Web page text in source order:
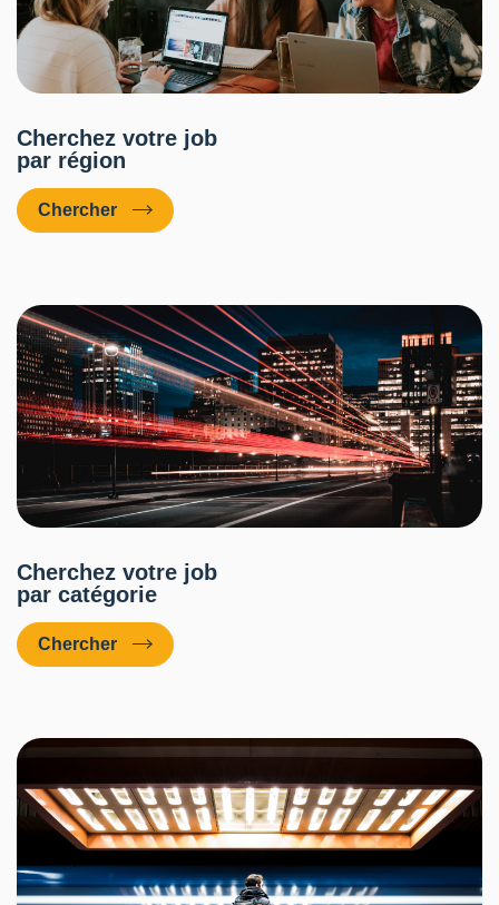
Cherchez votre job
par région
Chercher
Cherchez votre job
par catégorie
Chercher